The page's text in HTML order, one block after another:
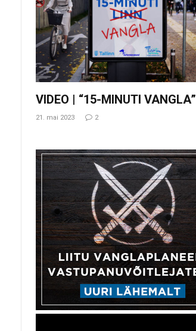
VIDEO | “15-MINUTI VANGLA”
21. mai 2023 2